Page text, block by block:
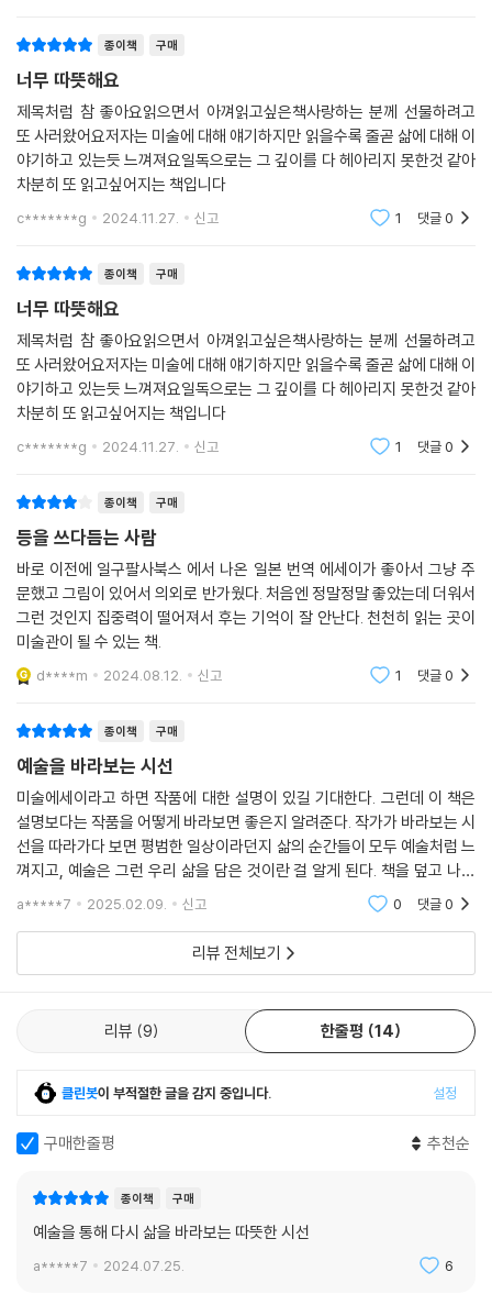
종이책 구매
너무 따뜻해요
제목처럼 참 좋아요읽으면서 아껴읽고싶은책사랑하는 분께 선물하려고
또 사러왔어요저자는 미술에 대해 얘기하지만 읽을수록 줄곧 삶에 대해 이
야기하고 있는듯 느껴져요일독으로는 그 깊이를 다 헤아리지 못한것 같아
차분히 또 읽고싶어지는 책입니다
c*******g 2024.11.27. 신고 1 댓글0
종이책 구매
너무 따뜻해요
제목처럼 참 좋아요읽으면서 아껴읽고싶은책사랑하는 분께 선물하려고
또 사러왔어요저자는 미술에 대해 얘기하지만 읽을수록 줄곧 삶에 대해 이
야기하고 있는듯 느껴져요일독으로는 그 깊이를 다 헤아리지 못한것 같아
차분히 또 읽고싶어지는 책입니다
c*******g 2024.11.27. 신고 1 댓글0
종이책 구매
등을 쓰다듬는 사람
바로 이전에 일구팔사북스 에서 나온 일본 번역 에세이가 좋아서 그냥 주
문했고 그림이 있어서 의외로 반가웠다. 처음엔 정말정말 좋았는데 더워서
그런 것인지 집중력이 떨어져서 후는 기억이 잘 안난다. 천천히 읽는 곳이
미술관이 될 수 있는 책.
d****m 2024.08.12. 신고 1 댓글0
종이책 구매
예술을 바라보는 시선
미술에세이라고 하면 작품에 대한 설명이 있길 기대한다. 그런데 이 책은
설명보다는 작품을 어떻게 바라보면 좋은지 알려준다. 작가가 바라보는 시
선을 따라가다 보면 평범한 일상이라던지 삶의 순간들이 모두 예술처럼 느
껴지고, 예술은 그런 우리 삶을 담은 것이란 걸 알게 된다. 책을 덮고 나니
전보다 가벼운 마음으로 미술관에 가고 싶어진다.
a*****7 2025.02.09. 신고 0 댓글0
리뷰 전체보기
리뷰 9 한줄평 14
클린봇이 부적절한 글을 감지 중입니다. 설정
구매한줄평 추천순
종이책 구매
예술을 통해 다시 삶을 바라보는 따뜻한 시선
a*****7 2024.07.25. 6